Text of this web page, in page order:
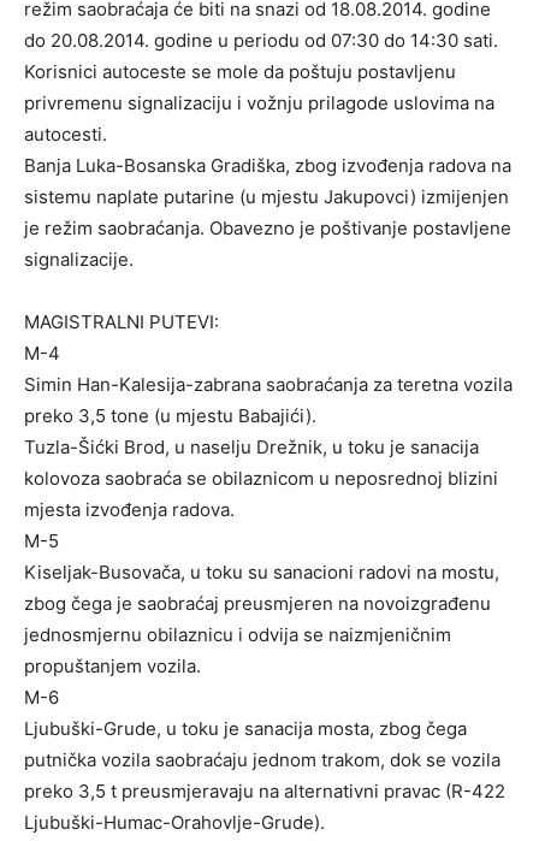
režim saobraćaja će biti na snazi od 18.08.2014. godine
do 20.08.2014. godine u periodu od 07:30 do 14:30 sati.
Korisnici autoceste se mole da poštuju postavljenu
privremenu signalizaciju i vožnju prilagode uslovima na
autocesti.
Banja Luka-Bosanska Gradiška, zbog izvođenja radova na
sistemu naplate putarine (u mjestu Jakupovci) izmijenjen
je režim saobraćanja. Obavezno je poštivanje postavljene
signalizacije.
MAGISTRALNI PUTEVI:
M-4
Simin Han-Kalesija-zabrana saobraćanja za teretna vozila
preko 3,5 tone (u mjestu Babajići).
Tuzla-Šićki Brod, u naselju Drežnik, u toku je sanacija
kolovoza saobraća se obilaznicom u neposrednoj blizini
mjesta izvođenja radova.
M-5
Kiseljak-Busovača, u toku su sanacioni radovi na mostu,
zbog čega je saobraćaj preusmjeren na novoizgrađenu
jednosmjernu obilaznicu i odvija se naizmjeničnim
propuštanjem vozila.
M-6
Ljubuški-Grude, u toku je sanacija mosta, zbog čega
putnička vozila saobraćaju jednom trakom, dok se vozila
preko 3,5 t preusmjeravaju na alternativni pravac (R-422
Ljubuški-Humac-Orahovlje-Grude).